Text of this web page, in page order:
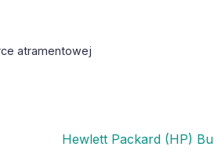
atramentowej
Hewlett Packard (HP)